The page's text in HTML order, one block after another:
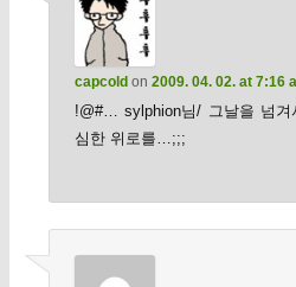
capcold on 2009. 04. 02. at 7:16
!@#… sylphion님/ 그날을 넘
심한 위로를…;;;